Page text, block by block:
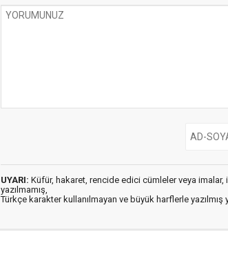
UYARI: Küfür, hakaret, rencide edici cümleler veya imalar,
yazılmamış,
Türkçe karakter kullanılmayan ve büyük harflerle